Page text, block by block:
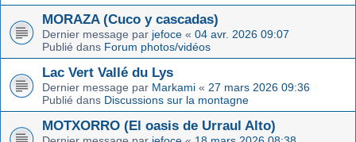
MORAZA (Cuco y cascadas)
Dernier message par jefoce « 04 avr. 2026 09:07
Publié dans Forum photos/vidéos
Lac Vert Vallé du Lys
Dernier message par Markami « 27 mars 2026 09:36
Publié dans Discussions sur la montagne
MOTXORRO (El oasis de Urraul Alto)